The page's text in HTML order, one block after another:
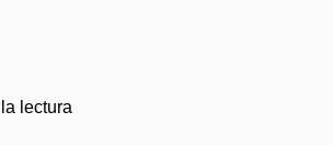
lectura